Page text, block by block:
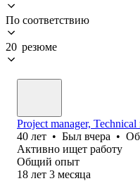
По соответствию
20 резюме
Project manager,
40 лет • Был вчера •
Активно ищет работу
Общий опыт
18 лет 3 месяца